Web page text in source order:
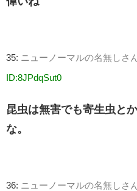
35: ニューノーマルの名無しさ
ID:8JPdqSut0
昆虫は無害でも寄生虫と
な。
36: ニューノーマルの名無しさ